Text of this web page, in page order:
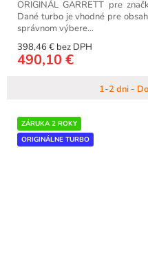
1-2 dni -
398,46 € bez DPH
490,10 €
ORIGINÁL GARRETT pre
Dané turbo je vhodné pre
správnom výbere...
ZÁRUKA 2 ROKY
ORIGINÁLNE TURBO